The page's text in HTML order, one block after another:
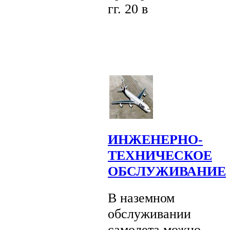
гг. 20 в
ИНЖЕНЕРНО-
ТЕХНИЧЕСКОЕ
ОБСЛУЖИВАНИЕ
В наземном
обслуживании